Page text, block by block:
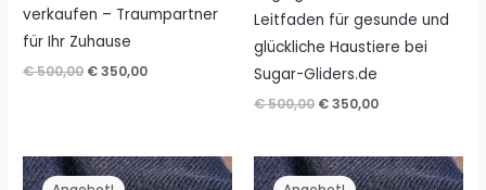
verkaufen – Traumpartner
für Ihr Zuhause
€500,00 Ursprünglicher
€350,00Aktueller
Leitfaden für gesunde und
glückliche Haustiere bei
Sugar-Gliders.de
€500,00 Ursprünglicher
€ 500,00
€350,00Aktueller
€ 350,00.